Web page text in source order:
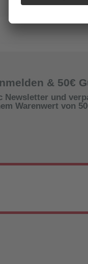
neu
& 50€
und
Warenwert von